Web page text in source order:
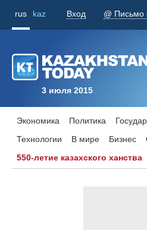
rus kaz Вход @ Письмо
3 июля 2015
Экономика Политика
Технологии
В мире Бизнес
550-летие казахского ханства